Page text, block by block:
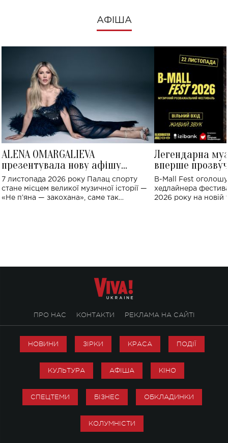
АФІША
ALENA OMARGALIEVA
презентувала нову афішу
великого концерту в Палаці
спорту
7 листопада 2026 року Палац спорту
стане місцем великої музичної історії —
«Не пʼяна — закохана», саме так
Легендарна
вперше
Україні: де
B-Mall Fest
хедлайнера
2026 року на новій
ПРО НАС КОНТАКТИ РЕКЛАМА НА САЙТІ
НОВИНИ ЗІРКИ КРАСА ПОДІЇ
КУЛЬТУРА АФІША КІНО
СПЕЦТЕМИ БІЗНЕС ОБКЛАДИНКИ
КОЛУМНІСТИ